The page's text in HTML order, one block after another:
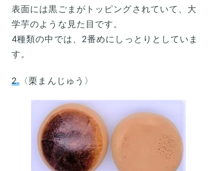
表面には黒ごまがトッピングされていて、大
学芋のような見た目です。
4種類の中では、2番めにしっとりとしていま
す。
2. 〈栗まんじゅう〉